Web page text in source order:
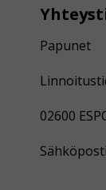
Papunet
02600